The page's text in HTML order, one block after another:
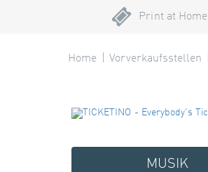
Print at Home
Home Vorverkaufsstellen
MUSIK